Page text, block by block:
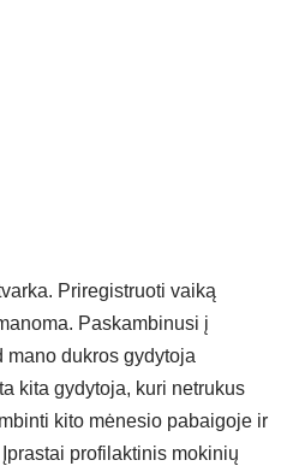
Priregistruoti vaiką
Paskambinusi į
mano dukros gydytoja
kita gydytoja, kuri netrukus
kito mėnesio pabaigoje ir
profilaktinis mokinių